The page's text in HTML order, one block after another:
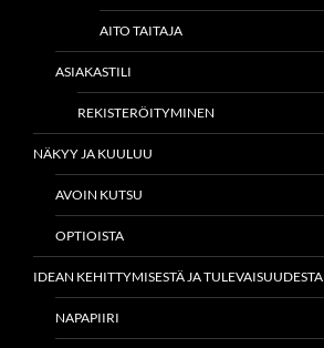
AITO TAITAJA
ASIAKASTILI
REKISTERÖITYMINEN
NÄKYY JA KUULUU
AVOIN KUTSU
OPTIOISTA
IDEAN KEHITTYMISESTÄ JA TULEVAISUUDESTA
NAPAPIIRI